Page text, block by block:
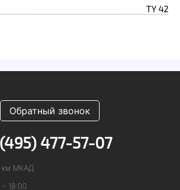
TY 42
Обратный звонок
477-57-07
км МКАД
18:00